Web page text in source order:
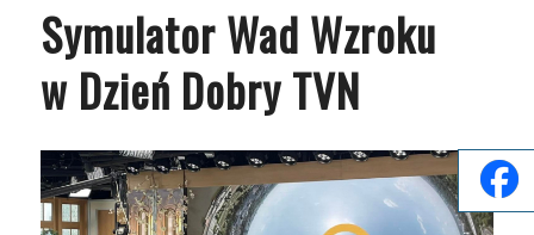
Symulator Wad Wzroku
w Dzień Dobry TVN